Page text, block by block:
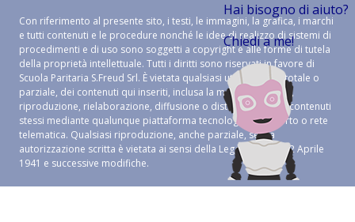
Hai bisogno di aiuto?
Chiedi a me!
Con riferimento al presente sito, i testi, le immagini, la grafica, i marchi
e tutti contenuti e le procedure nonché le idee di realizzo di sistemi di
procedimenti e di uso sono soggetti a copyright e alle forme di tutela
della proprietà intellettuale. Tutti i diritti sono riservati in favore di
Scuola Paritaria S.Freud Srl. È vietata qualsiasi utilizzazione, totale o
parziale, dei contenuti qui inseriti, inclusa la memorizzazione,
riproduzione, rielaborazione, diffusione o distribuzione dei contenuti
stessi mediante qualunque piattaforma tecnologica, supporto o rete
telematica. Qualsiasi riproduzione, anche parziale, senza
autorizzazione scritta è vietata ai sensi della Legge 633 del 22 Aprile
1941 e successive modifiche.
CREDITS:ALEIDE WEB AGENCY